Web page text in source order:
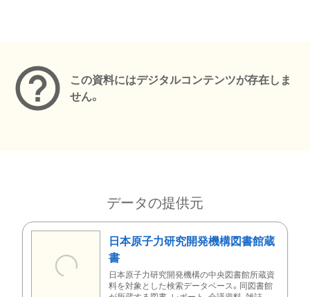
この資料にはデジタルコンテンツが存在しま
せん。
データの提供元
日本原子力研究開発機構図書館蔵
書
日本原子力研究開発機構の中央図書館所蔵資
料を対象とした検索データベース。同図書館